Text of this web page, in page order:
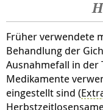
Früher verwendete
Behandlung der
Ausnahmefall in der
Medikamente
eingestellt sind (